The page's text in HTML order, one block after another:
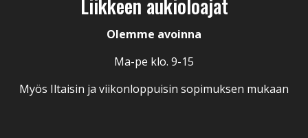
Liikkeen aukioloajat
Olemme avoinna
Ma-pe klo. 9-15
Myös Iltaisin ja viikonloppuisin sopimuksen mukaan